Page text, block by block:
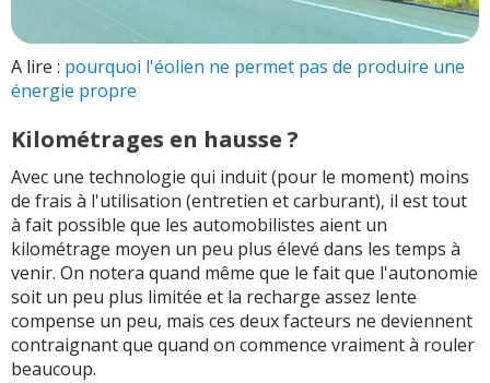
A lire : pourquoi l'éolien ne permet pas de produire une
énergie propre
Kilométrages en hausse ?
Avec une technologie qui induit (pour le moment) moins
de frais à l'utilisation (entretien et carburant), il est tout
à fait possible que les automobilistes aient un
kilométrage moyen un peu plus élevé dans les temps à
venir. On notera quand même que le fait que l'autonomie
soit un peu plus limitée et la recharge assez lente
compense un peu, mais ces deux facteurs ne deviennent
contraignant que quand on commence vraiment à rouler
beaucoup.